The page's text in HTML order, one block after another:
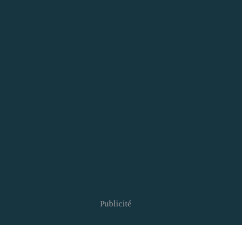
Publicité